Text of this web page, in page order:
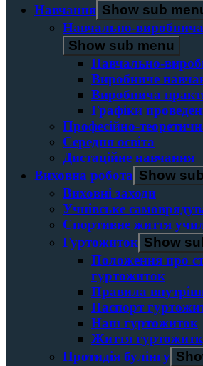
Навчання Show sub
Навчально-
Show sub menu
Навчально-
Виробниче
Виробнича
Графіки
Професійно-
Середня освіта
Дистаційне навчання
Виховна робота Show
Виховні заходи
Учнівське
Спортивне життя
Гуртожиток Show
Положення про
гуртожиток
Правила
Паспорт
Наш гуртожиток
Життя
Протидія булінгу